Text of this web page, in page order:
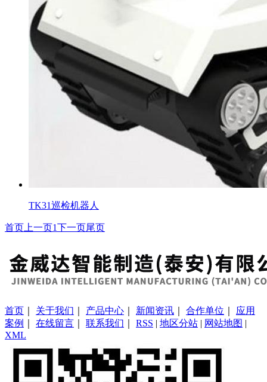
TK31巡检机器人
首页上一页 1 下一页 尾页
首页 关于我们 产品中心 新闻资讯 合作单位
应用
案例
在线留言 联系我们 RSS 地区分站 网站地图
XML